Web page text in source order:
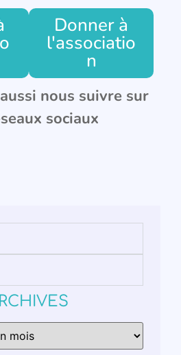
Donner à
l'associatio
n
nous suivre sur
sociaux